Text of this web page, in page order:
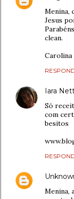
Menina,
Jesus
clean.
Carolina
Iara
Só
com
besitos
Menina,